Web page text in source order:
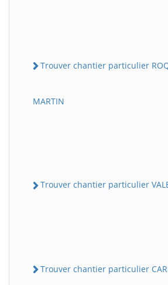
Trouver chantier particulier
MARTIN
Trouver chantier particulier
Trouver chantier particulier